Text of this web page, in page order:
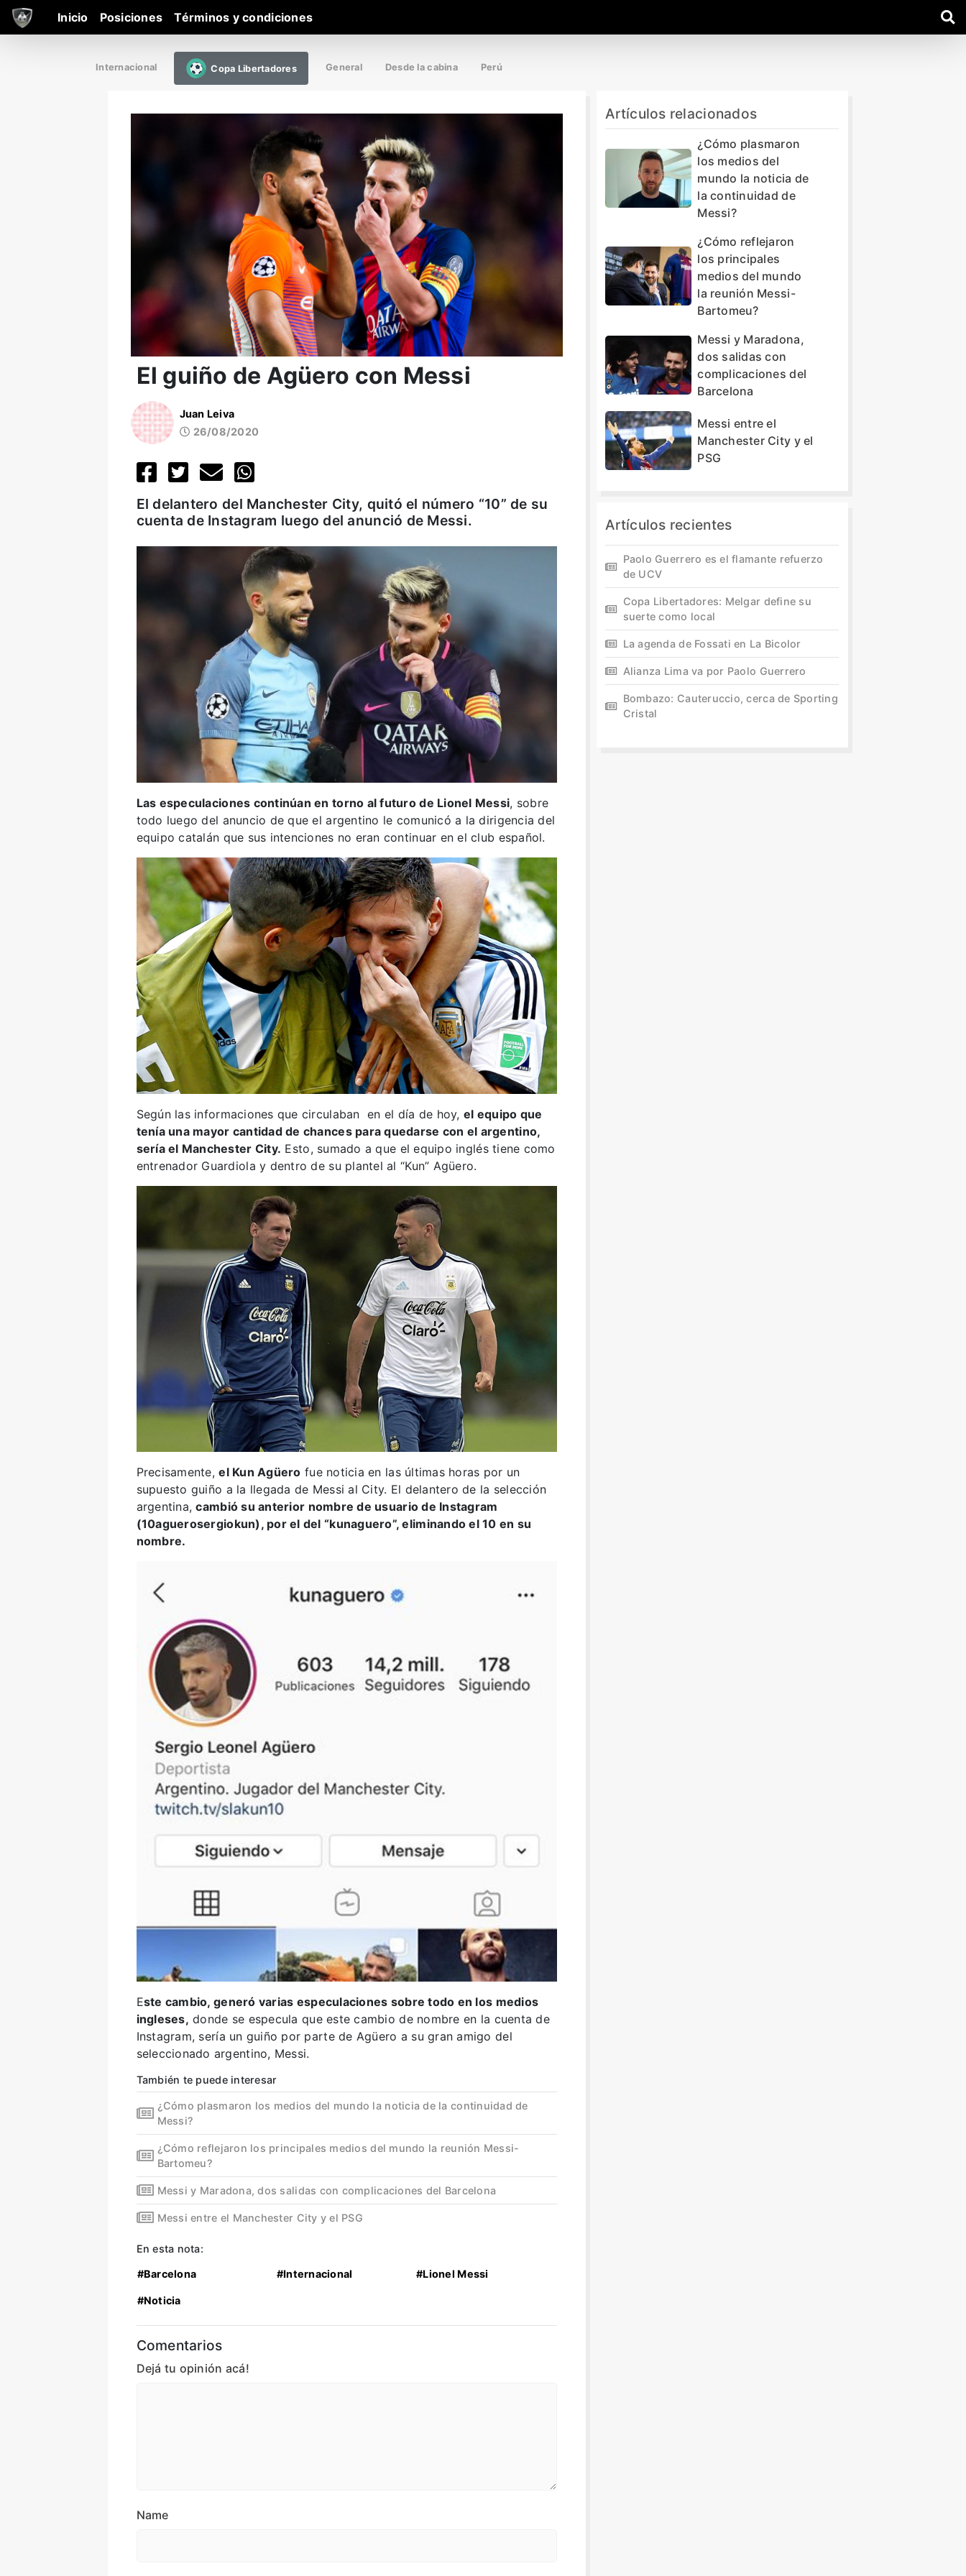
Inicio Posiciones Términos y condiciones
Internacional Copa Libertadores General Desde la cabina Perú
El guiño de Agüero con Messi
Juan Leiva
26/08/2020
El delantero del Manchester City, quitó el número “10” de su
cuenta de Instagram luego del anunció de Messi.
Las especulaciones continúan en torno al futuro de Lionel Messi, sobre
todo luego del anuncio de que el argentino le comunicó a la dirigencia del
equipo catalán que sus intenciones no eran continuar en el club español.
Según las informaciones que circulaban en el día de hoy, el equipo que
tenía una mayor cantidad de chances para quedarse con el argentino,
sería el Manchester City. Esto, sumado a que el equipo inglés tiene como
entrenador Guardiola y dentro de su plantel al “Kun” Agüero.
Precisamente,el Kun Agüero fue noticia en las últimas horas por un
supuesto guiño a la llegada de Messi al City. El delantero de la selección
argentina,cambió su anterior nombre de usuario de Instagram
(10aguerosergiokun), por el del “kunaguero”, eliminando el 10 en su
nombre.
Este cambio, generó varias especulaciones sobre todo en los medios
ingleses, donde se especula que este cambio de nombre en la cuenta de
Instagram, sería un guiño por parte de Agüero a su gran amigo del
seleccionado argentino, Messi.
También te puede interesar
¿Cómo plasmaron los medios del mundo la noticia de la continuidad de
Messi?
¿Cómo reflejaron los principales medios del mundo la reunión Messi-
Bartomeu?
Messi y Maradona, dos salidas con complicaciones del Barcelona
Messi entre el Manchester City y el PSG
En esta nota:
#Barcelona #Internacional #Lionel Messi
#Noticia
Comentarios
Dejá tu opinión acá!
Name
Artículos relacionados
¿Cómo plasmaron
los medios del
mundo la noticia de
la continuidad de
Messi?
¿Cómo reflejaron
los principales
medios del mundo
la reunión Messi-
Bartomeu?
Messi y Maradona,
dos salidas con
complicaciones del
Barcelona
Messi entre el
Manchester City y el
PSG
Artículos recientes
Paolo Guerrero es el flamante refuerzo
de UCV
Copa Libertadores: Melgar define su
suerte como local
La agenda de Fossati en La Bicolor
Alianza Lima va por Paolo Guerrero
Bombazo: Cauteruccio, cerca de Sporting
Cristal